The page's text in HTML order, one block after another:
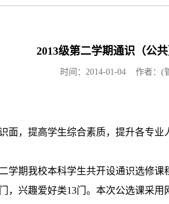
2013级第二学期通识（公
时间：2014-01-04 作者：(
面，提高学生综合素质，提升各专
学期我校本科学生共开设通识选修
，兴趣爱好类13门。本次公选课采用